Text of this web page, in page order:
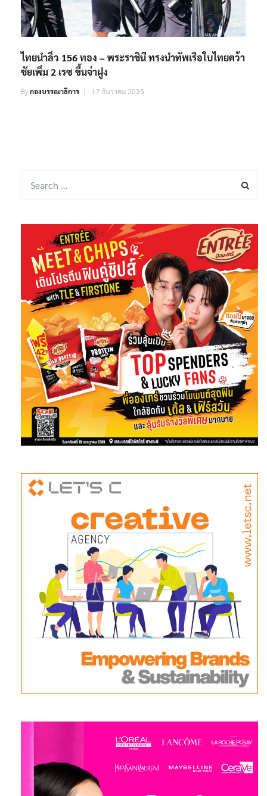
ไทยนำลิ่ว 156 ทอง – พระราชินี ทรงนำทัพเรือใบไทยคว้า
ชัยเพิ่ม 2 เรซ ขึ้นจ่าฝูง
Byกองบรรณาธิการ 17 ธันวาคม 2025